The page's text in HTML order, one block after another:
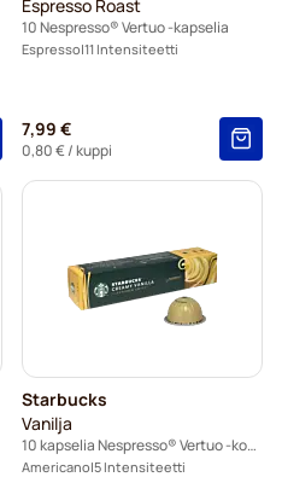
Espresso Roast
10 Nespresso® Vertuo -kapselia
Espresso 11 Intensiteetti
7,99 €
0,80 €/ kuppi
Starbucks
Vanilja
10 kapselia Nespresso® Vertuo -koneisiin
Americano 5 Intensiteetti